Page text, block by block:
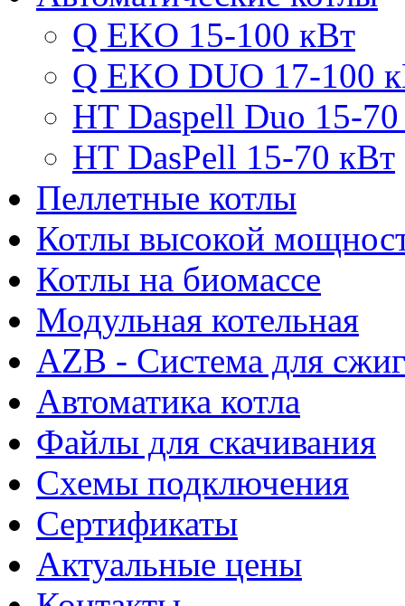
Q EKO 15-100 кВт
Q EKO DUO 17-100
HT Daspell Duo 15-
HT DasPell 15-70 кВт
Пеллетные котлы
Котлы высокой
Котлы на биомассе
Модульная котельная
AZB - Система для
Автоматика котла
Файлы для скачивания
Схемы подключения
Сертификаты
Актуальные цены